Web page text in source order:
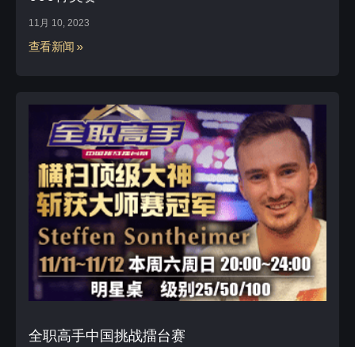
11月 10, 2023
查看新闻 »
全职高手中国挑战擂台赛